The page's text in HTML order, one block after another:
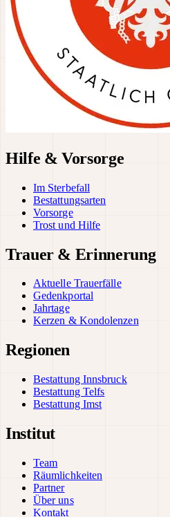
Hilfe & Vorsorge
Im Sterbefall
Bestattungsarten
Vorsorge
Trost und Hilfe
Trauer & Erinnerung
Aktuelle Trauerfälle
Gedenkportal
Jahrtage
Kerzen & Kondolenzen
Regionen
Bestattung Innsbruck
Bestattung Telfs
Bestattung Imst
Institut
Team
Räumlichkeiten
Partner
Über uns
Kontakt